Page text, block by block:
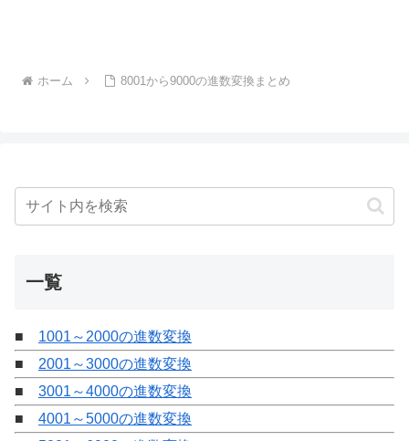
ホーム 8001から9000の進数変換まとめ
一覧
■ 1001～2000の進数変換
■ 2001～3000の進数変換
■ 3001～4000の進数変換
■ 4001～5000の進数変換